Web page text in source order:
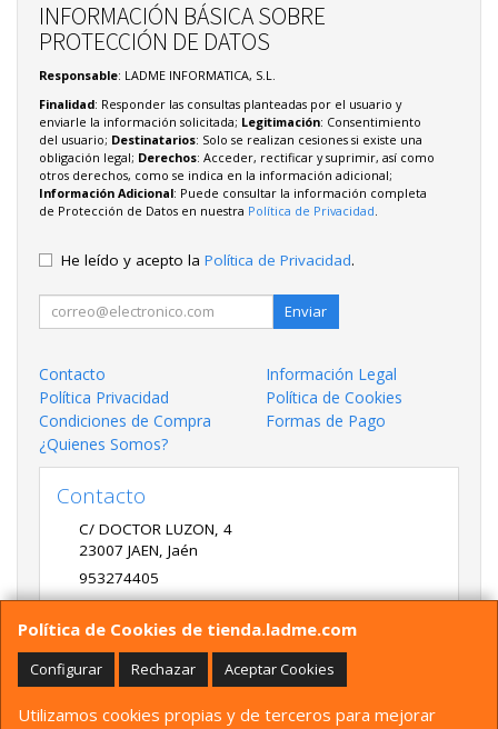
Política de Cookies de tienda.ladme.com
Configurar Rechazar Aceptar Cookies
Utilizamos cookies propias y de terceros para mejorar
INFORMACIÓN BÁSICA SOBRE
PROTECCIÓN DE DATOS
Responsable: LADME INFORMATICA, S.L.
Finalidad: Responder las consultas planteadas por el usuario y
enviarle la información solicitada; Legitimación: Consentimiento
del usuario; Destinatarios: Solo se realizan cesiones si existe una
obligación legal; Derechos: Acceder, rectificar y suprimir, así como
otros derechos, como se indica en la información adicional;
Información Adicional: Puede consultar la información completa
de Protección de Datos en nuestra Política de Privacidad.
He leído y acepto la Política de Privacidad.
Enviar
Contacto
Información Legal
Política Privacidad
Política de Cookies
Condiciones de Compra
Formas de Pago
¿Quienes Somos?
Contacto
C/ DOCTOR LUZON, 4
23007 JAEN, Jaén
953274405
LADME@LADME.COM
Horario
9:30 A 14:00 Y 17:00 A 20:00 DE LUNES A VIERNES